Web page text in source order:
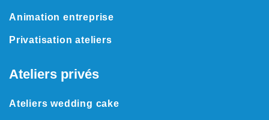
Animation entreprise
Privatisation ateliers
Ateliers privés
Ateliers wedding cake